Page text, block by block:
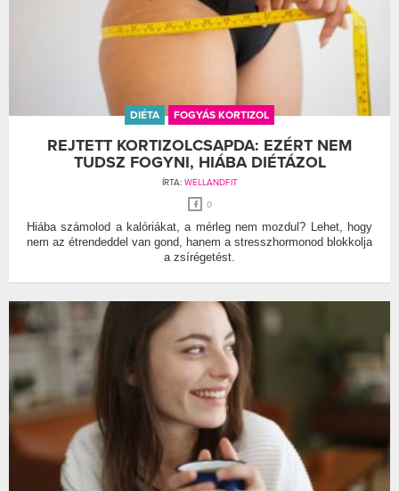
DIÉTA FOGYÁS KORTIZOL
REJTETT KORTIZOLCSAPDA: EZÉRT NEM
TUDSZ FOGYNI, HIÁBA DIÉTÁZOL
ÍRTA: WELLANDFIT
0
Hiába számolod a kalóriákat, a mérleg nem mozdul? Lehet, hogy
nem az étrendeddel van gond, hanem a stresszhormonod blokkolja
a zsírégetést.